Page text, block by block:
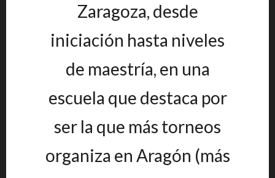
Zaragoza, desde
iniciación hasta niveles
de maestría, en una
escuela que destaca por
ser la que más torneos
organiza en Aragón (más